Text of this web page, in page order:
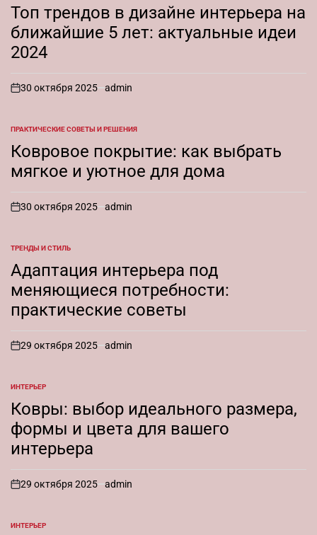
В
Топ трендов в дизайне интерьера на
ближайшие 5 лет: актуальные идеи
2024
on
30 октября 2025 admin
ОПУБЛИКОВАНО
В
ПРАКТИЧЕСКИЕ СОВЕТЫ И РЕШЕНИЯ
Ковровое покрытие: как выбрать
мягкое и уютное для дома
on
30 октября 2025 admin
ОПУБЛИКОВАНО
ТРЕНДЫ И СТИЛЬ
Адаптация интерьера под
меняющиеся потребности:
практические советы
on
29 октября 2025 admin
ОПУБЛИКОВАНО
В
ИНТЕРЬЕР
Ковры: выбор идеального размера,
формы и цвета для вашего
интерьера
on
29 октября 2025 admin
ОПУБЛИКОВАНО
ИНТЕРЬЕР